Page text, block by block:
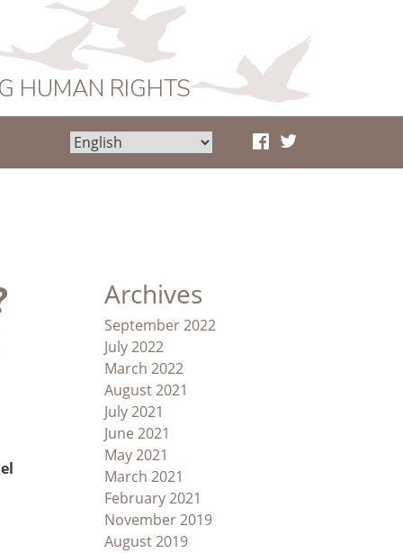
HUMAN RIGHTS
Archives
September 2022
July 2022
March 2022
August 2021
July 2021
June 2021
May 2021
March 2021
February 2021
November 2019
August 2019